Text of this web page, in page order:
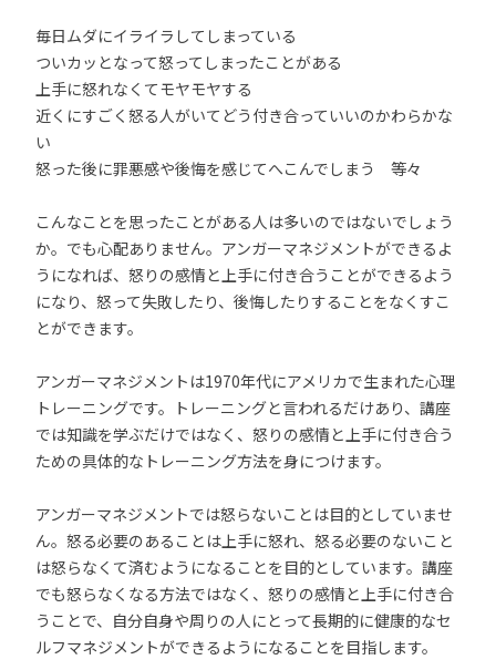
毎日ムダにイライラしてしまっている
ついカッとなって怒ってしまったことがある
上手に怒れなくてモヤモヤする
近くにすごく怒る人がいてどう付き合っていいのかわらかな
い
怒った後に罪悪感や後悔を感じてへこんでしまう 等々
こんなことを思ったことがある人は多いのではないでしょう
か。でも心配ありません。アンガーマネジメントができるよ
うになれば、怒りの感情と上手に付き合うことができるよう
になり、怒って失敗したり、後悔したりすることをなくすこ
とができます。
アンガーマネジメントは1970年代にアメリカで生まれた心理
トレーニングです。トレーニングと言われるだけあり、講座
では知識を学ぶだけではなく、怒りの感情と上手に付き合う
ための具体的なトレーニング方法を身につけます。
アンガーマネジメントでは怒らないことは目的としていませ
ん。怒る必要のあることは上手に怒れ、怒る必要のないこと
は怒らなくて済むようになることを目的としています。講座
でも怒らなくなる方法ではなく、怒りの感情と上手に付き合
うことで、自分自身や周りの人にとって長期的に健康的なセ
ルフマネジメントができるようになることを目指します。